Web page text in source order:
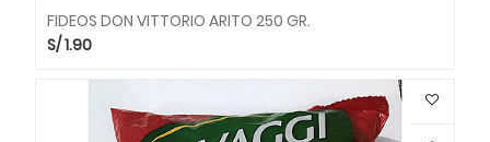
FIDEOS DON VITTORIO ARITO 250 GR.
S/1.90